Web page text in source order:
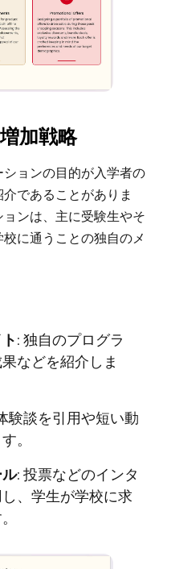
加戦略
ョンの目的が入学者の
であることがありま
ンは、主に受験生やそ
に通うことの独自のメ
: 独自のプログラ
などを紹介しま
験談を引用や短い動
。
: 投票などのインタ
、学生が学校に求